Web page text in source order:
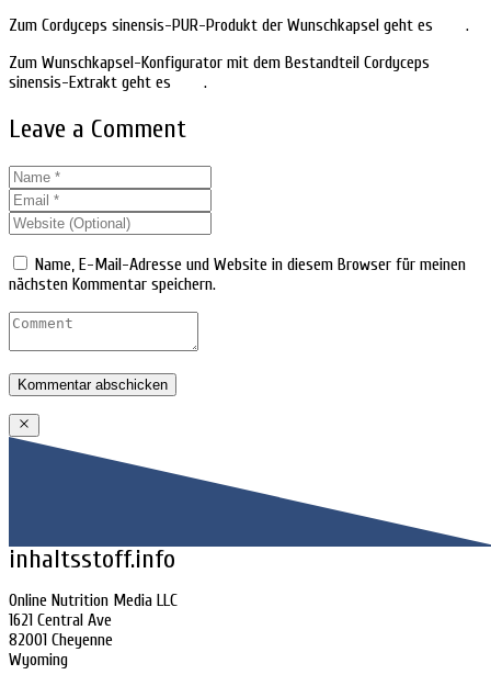
Zum Cordyceps sinensis-PUR-Produkt der Wunschkapsel geht es
.
Zum Wunschkapsel-Konfigurator mit dem Bestandteil Cordyceps
sinensis-Extrakt geht es
.
Leave a Comment
Name, E-Mail-Adresse und Website in diesem Browser für meinen
nächsten Kommentar speichern.
inhaltsstoff.info
Online Nutrition Media LLC
1621 Central Ave
82001 Cheyenne
Wyoming